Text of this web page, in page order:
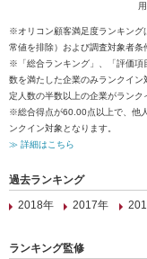
※オリコン顧客満足度ランキング
常値を排除）および調査対象者条
※「総合ランキング」、「評価項
数を満たした企業のみランクイ
定人数の半数以上の企業がランク
※総合得点が60.00点以上で、他
ンクイン対象となります。
≫ 詳細はこちら
過去ランキング
2018年
2017年
ランキング監修